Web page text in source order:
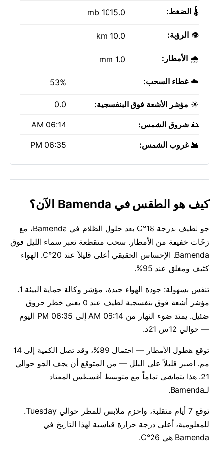
🌡️ الضغط: 1015.0 mb
👁️ الرؤية: 10.0 km
🌧️ الأمطار: 1.0 mm
☁️غطاء السحب: 53%
☀️ مؤشر الأشعة فوق البنفسجية: 0.0
🌅 شروق الشمس: 06:14 AM
🌇غروب الشمس: 06:35 PM
كيف هو الطقس في Bamenda الآن؟
جو لطيف بدرجة 18°C بعد حلول الظلام في Bamenda، مع
زخَات خفيفة من الأمطار. سحب متقطعة تعبر سماء الليل فوق
Bamenda. الإحساس الحقيقي أعلى قليلاً عند 20°C. الهواء
كثيف ومغلق عند 95%.
تنفس بسهولة: جودة الهواء جيدة، مؤشر وكالة حماية البيئة 1.
مؤشر أشعة فوق بنفسجية لطيف عند 0 يعني خطر حروق
ضئيل. يمتد ضوء النهار من 06:14 AM إلى 06:35 PM اليوم
— حوالي 12س 21د.
توقع هطول الأمطار — احتمال 89%، وقد تصل الكمية إلى 14
مم. اصبر قليلاً على البلل — من المتوقع أن يجف الجو حوالي
21. هذا يتماشى تماماً مع متوسط أغسطس المعتاد
لـBamenda.
توقع 7 أيام متقلبة، واحزم ملابس للمطر حوالي Tuesday.
للمعلومية، أعلى درجة حرارة قياسية لهذا التاريخ في
Bamenda هي 26°C.